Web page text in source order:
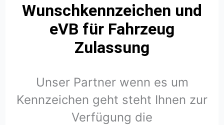
Wunschkennzeichen und
eVB für Fahrzeug
Zulassung
Unser Partner wenn es um
Kennzeichen geht steht Ihnen zur
Verfügung die